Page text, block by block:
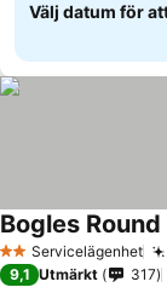
Välj datum för
2 StjärnorServicelägenhet
Bogles
9,1 Utmärkt 317